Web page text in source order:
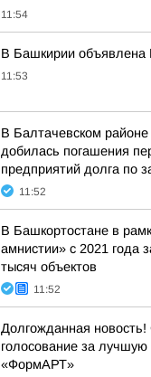
11:54
В Башкирии объявлена
11:53
В Балтачевском районе
добилась погашения
предприятий долга по
11:52
В Башкортостане в
амнистии» с 2021 года
тысяч объектов
11:52
Долгожданная
голосование за лучшую
«ФормАРТ»